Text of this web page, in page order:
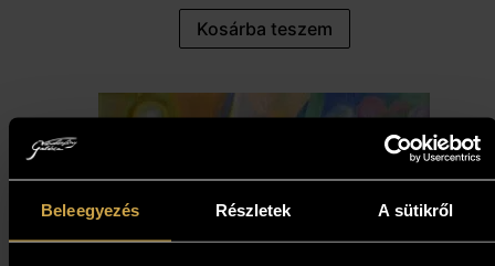
Beleegyezés Részletek A sütikről
Kosárba teszem